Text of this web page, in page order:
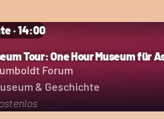
· 14:00
Tour: One Hour Museum für
Forum
& Geschichte